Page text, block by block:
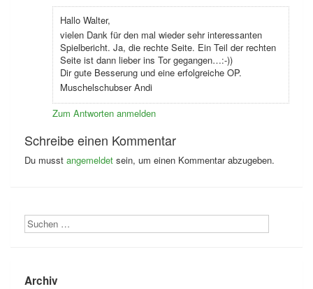
Hallo Walter,
vielen Dank für den mal wieder sehr interessanten
Spielbericht. Ja, die rechte Seite. Ein Teil der rechten
Seite ist dann lieber ins Tor gegangen…:-))
Dir gute Besserung und eine erfolgreiche OP.
Muschelschubser Andi
Zum Antworten anmelden
Schreibe einen Kommentar
Du musst angemeldetsein, um einen Kommentar abzugeben.
Archiv